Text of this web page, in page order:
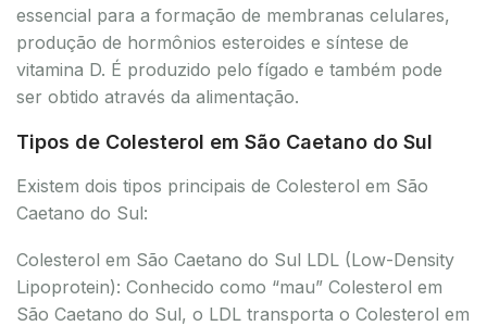
essencial para a formação de membranas celulares,
produção de hormônios esteroides e síntese de
vitamina D. É produzido pelo fígado e também pode
ser obtido através da alimentação.
Tipos de Colesterol em São Caetano do Sul
Existem dois tipos principais de Colesterol em São
Caetano do Sul:
Colesterol em São Caetano do Sul LDL (Low-Density
Lipoprotein): Conhecido como “mau” Colesterol em
São Caetano do Sul, o LDL transporta o Colesterol em